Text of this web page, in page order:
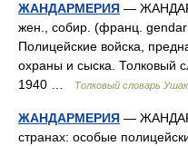
ЖАНДАРМЕРИЯ —
жен., собир. (франц.
Полицейские войска,
охраны и сыска. Толковый
1940 …
Толковый словарь
ЖАНДАРМЕРИЯ —
странах: особые